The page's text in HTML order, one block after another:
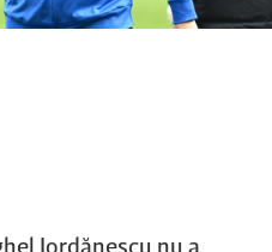
Iordănescu nu a